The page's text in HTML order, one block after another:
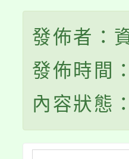
發佈者：
發佈時間
內容狀態